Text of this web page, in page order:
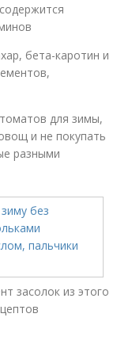
бета-каротин и
для зимы,
и не покупать
разными
засолок из этого